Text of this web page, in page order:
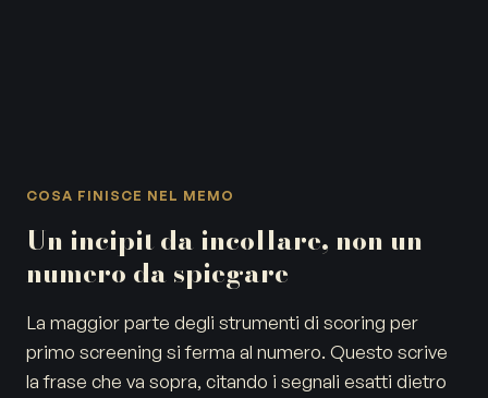
COSA FINISCE NEL MEMO
Un incipit da incollare, non un
numero da spiegare
La maggior parte degli strumenti di scoring per
primo screening si ferma al numero. Questo scrive
la frase che va sopra, citando i segnali esatti dietro